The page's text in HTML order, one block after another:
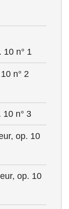
10 n° 1
n° 2
10 n° 3
op. 10
op. 10